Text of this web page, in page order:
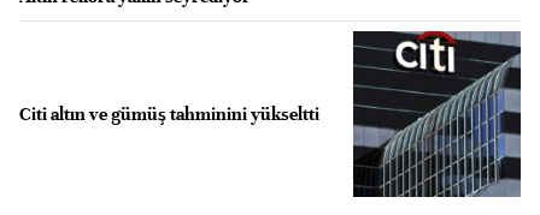
Citi altın ve gümüş tahminini yükseltti